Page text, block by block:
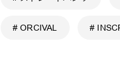
# ORCIVAL #